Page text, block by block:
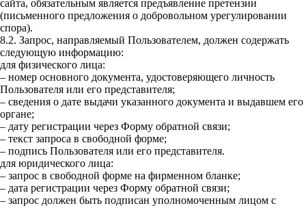
сайта, обязательным является предъявление претензии
(письменного предложения о добровольном урегулировании
спора).
8.2. Запрос, направляемый Пользователем, должен содержать
следующую информацию:
для физического лица:
– номер основного документа, удостоверяющего личность
Пользователя или его представителя;
– сведения о дате выдачи указанного документа и выдавшем его
органе;
– дату регистрации через Форму обратной связи;
– текст запроса в свободной форме;
– подпись Пользователя или его представителя.
для юридического лица:
– запрос в свободной форме на фирменном бланке;
– дата регистрации через Форму обратной связи;
– запрос должен быть подписан уполномоченным лицом с